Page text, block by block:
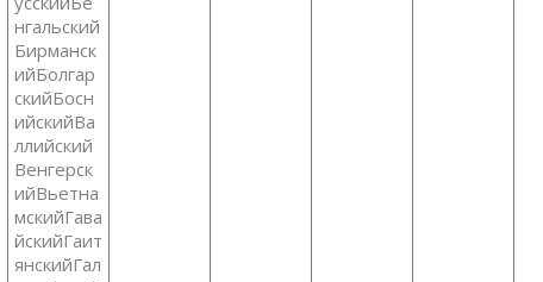
нгальский
Бирманск
ийБолгар
скийБосн
ийскийВа
ллийский
Венгерск
ийВьетна
мскийГава
йскийГаит
янскийГал